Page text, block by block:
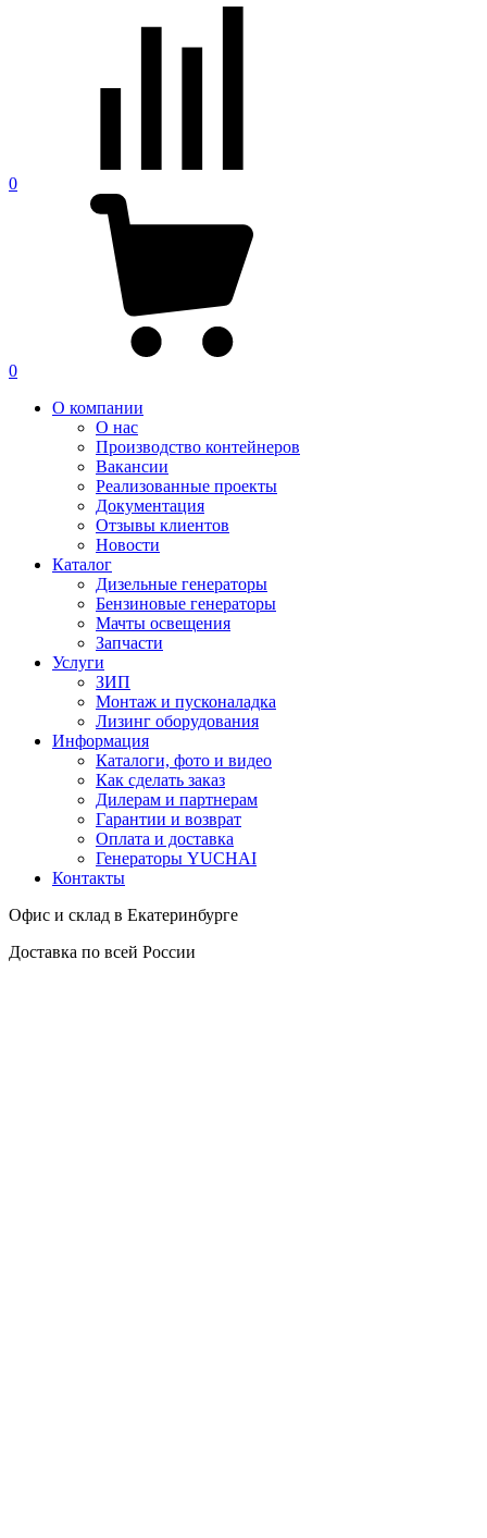
0
0
О компании
О нас
Производство контейнеров
Вакансии
Реализованные проекты
Документация
Отзывы клиентов
Новости
Каталог
Дизельные генераторы
Бензиновые генераторы
Мачты освещения
Запчасти
Услуги
ЗИП
Монтаж и пусконаладка
Лизинг оборудования
Информация
Каталоги, фото и видео
Как сделать заказ
Дилерам и партнерам
Гарантии и возврат
Оплата и доставка
Генераторы YUCHAI
Контакты
Офис и склад в Екатеринбурге
Доставка по всей России